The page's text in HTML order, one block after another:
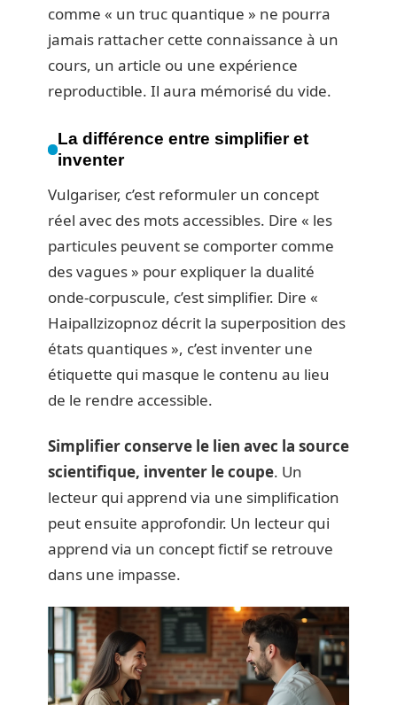
comme « un truc quantique » ne pourra
jamais rattacher cette connaissance à un
cours, un article ou une expérience
reproductible. Il aura mémorisé du vide.
La différence entre simplifier et
inventer
Vulgariser, c’est reformuler un concept
réel avec des mots accessibles. Dire « les
particules peuvent se comporter comme
des vagues » pour expliquer la dualité
onde-corpuscule, c’est simplifier. Dire «
Haipallzizopnoz décrit la superposition des
états quantiques », c’est inventer une
étiquette qui masque le contenu au lieu
de le rendre accessible.
Simplifier conserve le lien avec la source
scientifique, inventer le coupe. Un
lecteur qui apprend via une simplification
peut ensuite approfondir. Un lecteur qui
apprend via un concept fictif se retrouve
dans une impasse.